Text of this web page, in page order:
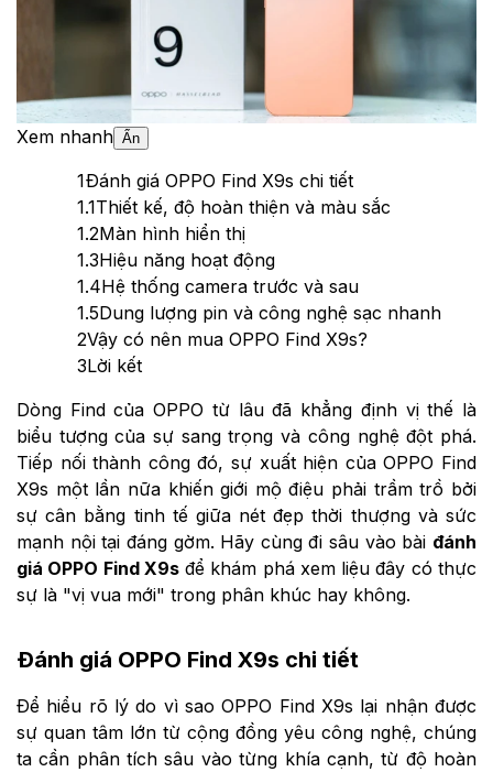
Xem nhanh Ẩn
1Đánh giá OPPO Find X9s chi tiết
1.1Thiết kế, độ hoàn thiện và màu sắc
1.2Màn hình hiển thị
1.3Hiệu năng hoạt động
1.4Hệ thống camera trước và sau
1.5Dung lượng pin và công nghệ sạc nhanh
2Vậy có nên mua OPPO Find X9s?
3Lời kết
Dòng Find của OPPO từ lâu đã khẳng định vị thế là
biểu tượng của sự sang trọng và công nghệ đột phá.
Tiếp nối thành công đó, sự xuất hiện của OPPO Find
X9s một lần nữa khiến giới mộ điệu phải trầm trồ bởi
sự cân bằng tinh tế giữa nét đẹp thời thượng và sức
mạnh nội tại đáng gờm. Hãy cùng đi sâu vào bài đánh
giá OPPO Find X9sđể khám phá xem liệu đây có thực
sự là "vị vua mới" trong phân khúc hay không.
Đánh giá OPPO Find X9s chi tiết
Để hiểu rõ lý do vì sao OPPO Find X9s lại nhận được
sự quan tâm lớn từ cộng đồng yêu công nghệ, chúng
ta cần phân tích sâu vào từng khía cạnh, từ độ hoàn